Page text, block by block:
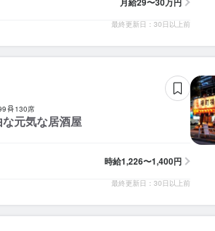
最終更新日：30日以上前
130席
元気な居酒屋
時給1,226〜1,400円
最終更新日：30日以上前